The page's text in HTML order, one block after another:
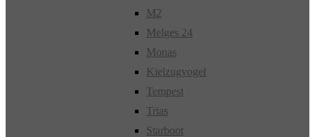
M2
Melges 24
Monas
Kielzugvogel
Tempest
Trias
Starboot